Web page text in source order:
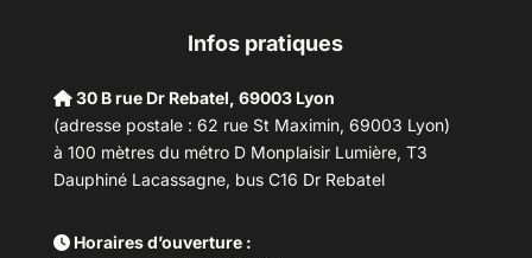
Infos pratiques
30 B rue Dr Rebatel, 69003 Lyon
(adresse postale : 62 rue St Maximin, 69003 Lyon)
à 100 mètres du métro D Monplaisir Lumière, T3
Dauphiné Lacassagne, bus C16 Dr Rebatel
Horaires d’ouverture :